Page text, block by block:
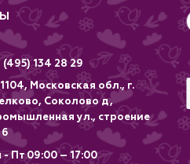
(495) 134 28 29
Московская обл., г.
Соколово д,
ул., строение
- Пт 09:00 – 17:00